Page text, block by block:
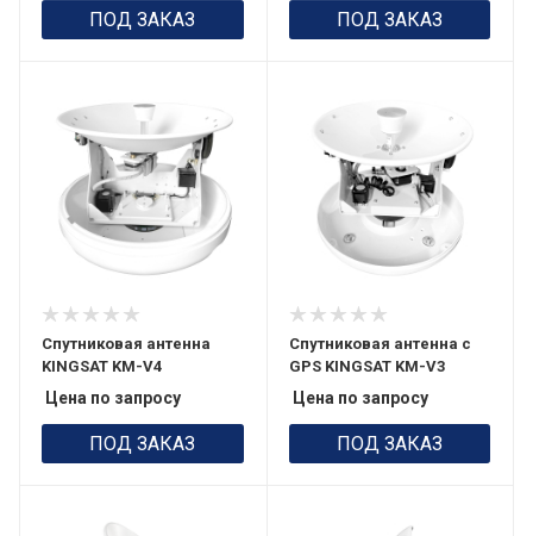
ПОД ЗАКАЗ ПОД ЗАКАЗ
Спутниковая антенна
KINGSAT KM-V4
Цена по запросу
ПОД ЗАКАЗ
Спутниковая антенна с
GPS KINGSAT KM-V3
Цена по запросу
ПОД ЗАКАЗ